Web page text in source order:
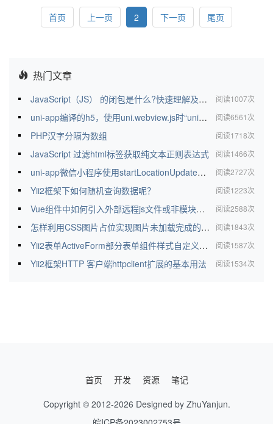
首页 上一页 2 下一页 尾页
热门文章
阅读1007次
JavaScript（JS） 的闭包是什么?快速理解及其相关知识
阅读6561次
uni-app编译的h5，使用uni.webview.js时“uni”关键词冲突解决
阅读1718次
PHP汉字分隔为数组
阅读1466次
JavaScript 过滤html标签获取纯文本正则表达式
阅读2727次
uni-app微信小程序使用startLocationUpdateBackground时注意事项
阅读1223次
Yii2框架下如何随机查询数据呢？
阅读2588次
Vue组件中如何引入外部远程js文件或非模块规范js文件
阅读1843次
怎样利用CSS图片占位实现图片未加载完成的情况下保持图片占位区的宽高比
阅读1587次
Yii2表单ActiveForm部分表单组件样式自定义方法和ajax异步提交
阅读1534次
Yii2框架HTTP 客户端httpclient扩展的基本用法
首页 开发 资源
笔记
Copyright © 2012-2026 Designed by ZhuYanjun.